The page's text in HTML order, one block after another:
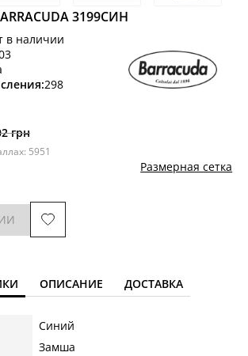
3199СИН
в наличии
298
Размерная сетка
грн
5951
ОПИСАНИЕ ДОСТАВКА
Синий
Замша